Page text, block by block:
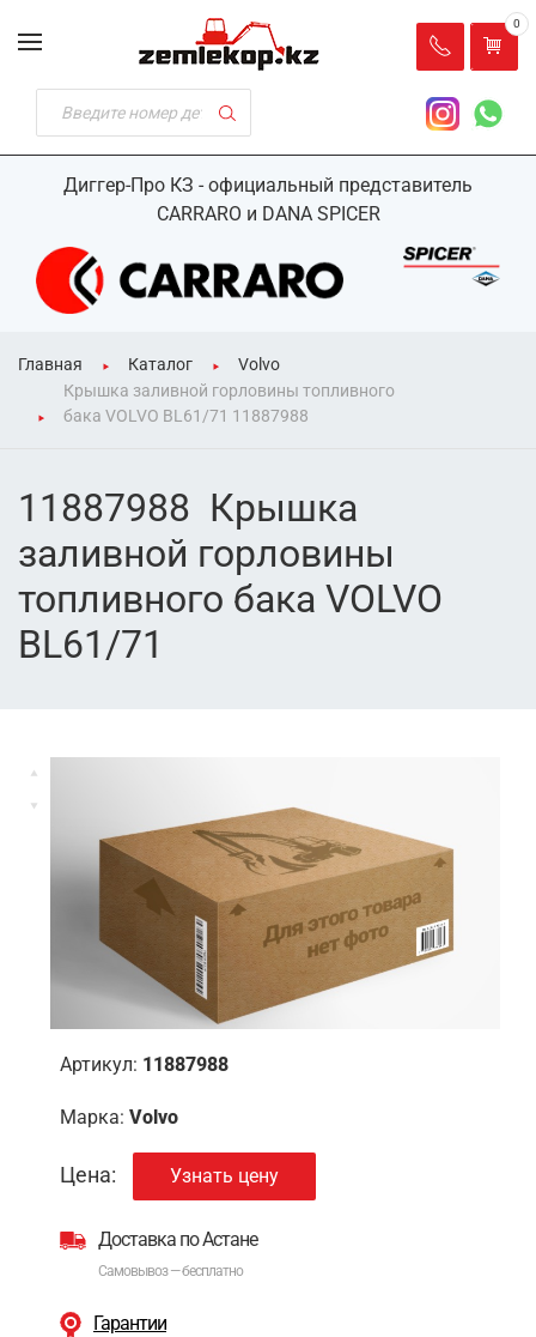
Диггер-Про КЗ - официальный представитель
CARRARO и DANA SPICER
0
Главная Каталог
Volvo
Крышка заливной горловины топливного
бака VOLVO BL61/71 11887988
11887988 Крышка
заливной горловины
топливного бака VOLVO
BL61/71
Артикул: 11887988
Марка: Volvo
Цена: Узнать цену
Доставка по Астане
Самовывоз — бесплатно
Гарантии